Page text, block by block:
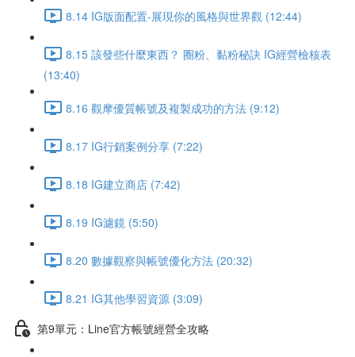
8.14 IG版面配置-展現你的風格與世界觀 (12:44)
8.15 該發些什麼東西？ 圈粉、黏粉秘訣 IG經營檢核表
(13:40)
8.16 觀摩優質帳號及複製成功的方法 (9:12)
8.17 IG行銷案例分享 (7:22)
8.18 IG建立商店 (7:42)
8.19 IG濾鏡 (5:50)
8.20 數據觀察與帳號優化方法 (20:32)
8.21 IG其他學習資源 (3:09)
第9單元：Line官方帳號經營全攻略